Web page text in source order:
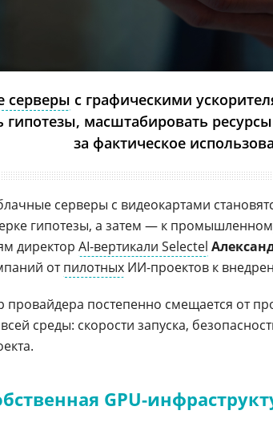
серверы с графическими
гипотезы, масштабировать
за фактическое
серверы с видеокартами
гипотезы, а затем — к
директор AI-вертикали Selectel
отпилотных ИИ-проектов к
постепенно смещается от
среды: скорости запуска,
GPU-